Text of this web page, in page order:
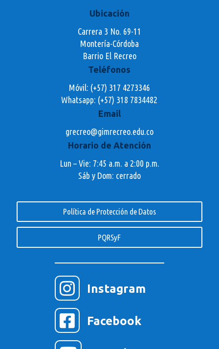
Ubicación
Carrera 3 No. 69-11
Montería-Córdoba
Barrio El Recreo
Teléfonos
Móvil: (+57) 317 4273346
Whatsapp: (+57) 318 7834482
Email
grecreo@gimrecreo.edu.co
Horario de Atención
Lun – Vie: 7:45 a.m. a 2:00 p.m.
Sáb y Dom: cerrado
Política de Protección de Datos
PQRSyF
 Instagram
 Facebook